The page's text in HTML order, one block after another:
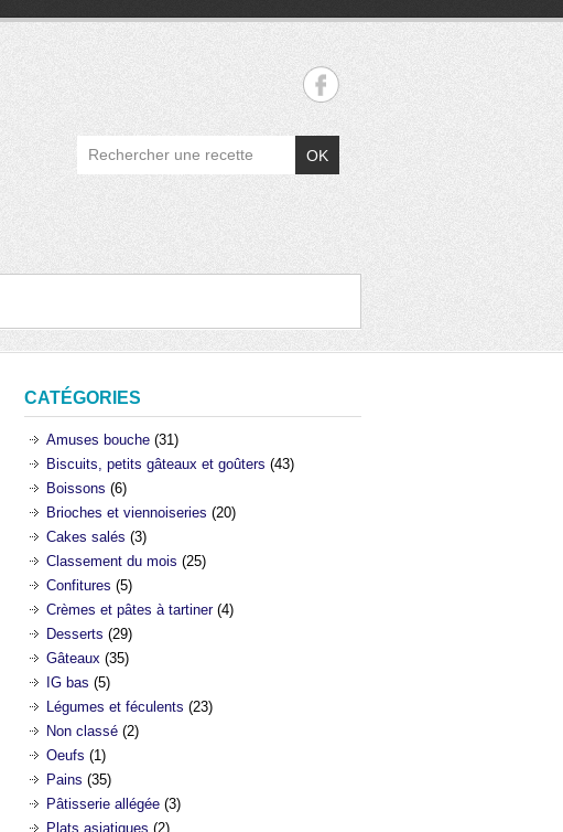
OK
CATÉGORIES
Amuses bouche(31)
Biscuits, petits gâteaux et goûters (43)
Boissons (6)
Brioches et viennoiseries (20)
Cakes salés (3)
Classement du mois (25)
Confitures (5)
Crèmes et pâtes à tartiner(4)
Desserts (29)
Gâteaux(35)
IG bas (5)
Légumes et féculents (23)
Non classé(2)
Oeufs (1)
Pains (35)
Pâtisserie allégée(3)
Plats asiatiques (2)